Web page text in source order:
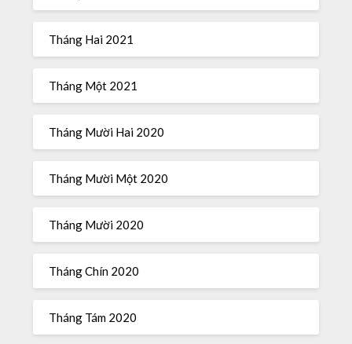
Tháng Hai 2021
Tháng Một 2021
Tháng Mười Hai 2020
Tháng Mười Một 2020
Tháng Mười 2020
Tháng Chín 2020
Tháng Tám 2020